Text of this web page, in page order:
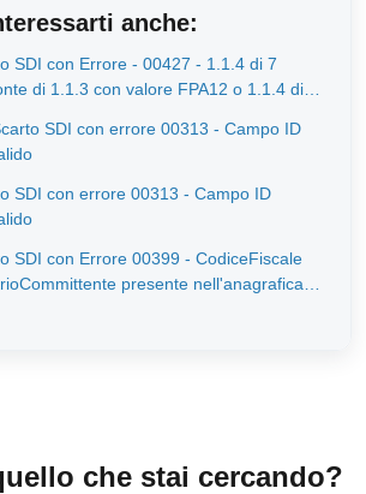
anche:
SDI con Errore - 00427 - 1.1.4 di 7
di 1.1.3 con valore FPA12 o 1.1.4 di 6
SDI con errore 00313 - Campo ID
SDI con errore 00313 - Campo ID
SDI con Errore 00399 - CodiceFiscale
presente nell'anagrafica
che stai cercando?